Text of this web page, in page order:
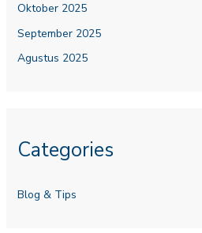
Oktober 2025
September 2025
Agustus 2025
Categories
Blog & Tips